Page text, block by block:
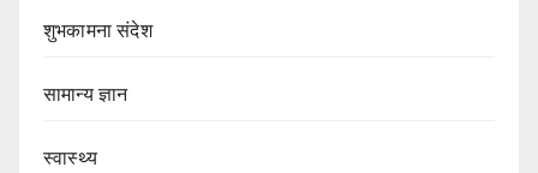
शुभकामना संदेश
सामान्य ज्ञान
स्वास्थ्य